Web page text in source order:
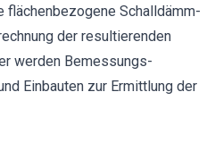
flächenbezogene Schalldämm-
der resultierenden
werden Bemessungs-
Einbauten zur Ermittlung der